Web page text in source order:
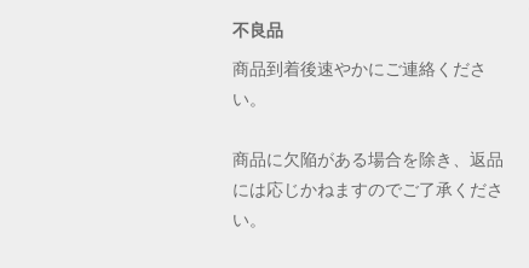
不良品
商品到着後速やかにご連絡くださ
い。
商品に欠陥がある場合を除き、返品
には応じかねますのでご了承くださ
い。